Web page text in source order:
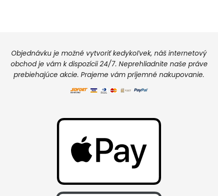
Objednávku je možné vytvoriť kedykoľvek, náš internetový
obchod je vám k dispozícii 24/7. Neprehliadnite naše práve
prebiehajúce akcie. Prajeme vám príjemné nakupovanie.